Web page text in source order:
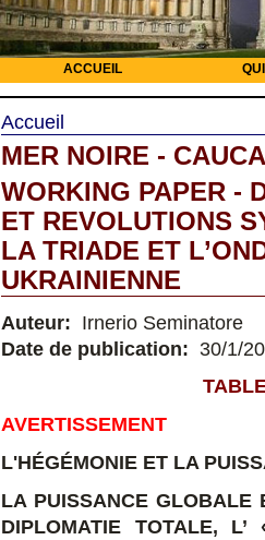
ACCUEIL
Accueil
MER NOIRE -
WORKING PAPER -
ET REVOLUTIONS
LA TRIADE ET
UKRAINIENNE
Auteur: Irnerio Seminatore
Date de publication: 30/1/
AVERTISSEMENT
L'HÉGÉMONIE ET LA
LA PUISSANCE GLOBALE
DIPLOMATIE TOTALE,